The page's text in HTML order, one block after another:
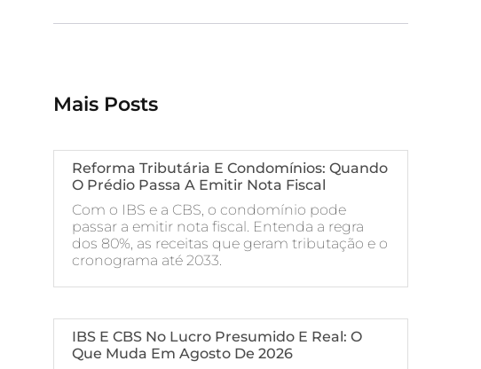
Mais Posts
Reforma Tributária E Condomínios: Quando
O Prédio Passa A Emitir Nota Fiscal
Com o IBS e a CBS, o condomínio pode
passar a emitir nota fiscal. Entenda a regra
dos 80%, as receitas que geram tributação e o
cronograma até 2033.
IBS E CBS No Lucro Presumido E Real: O
Que Muda Em Agosto De 2026